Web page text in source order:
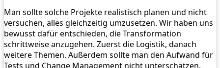
Man sollte solche Projekte realistisch planen und nicht
versuchen, alles gleichzeitig umzusetzen. Wir haben uns
bewusst dafür entschieden, die Transformation
schrittweise anzugehen. Zuerst die Logistik, danach
weitere Themen. Außerdem sollte man den Aufwand für
Tests und Change Management nicht unterschätzen.